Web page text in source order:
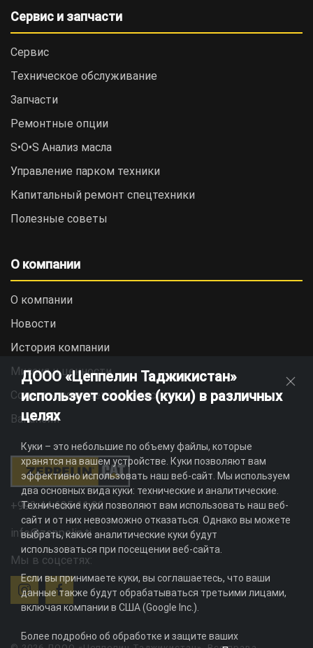
Сервис и запчасти
Сервис
Техническое обслуживание
Запчасти
Ремонтные опции
S•O•S Анализ масла
Управление парком техники
Капитальный ремонт спецтехники
Полезные советы
О компании
О компании
Новости
История компании
Миссия и ценности
Социальная ответственность
Вакансии
+992 44 625 11 22
info@zeppelin.tj
Мы в соцсетях:
ДООО «Цеппелин Таджикистан»
использует cookies (куки) в различных
целях
Куки – это небольшие по объему файлы, которые
хранятся на вашем устройстве. Куки позволяют вам
эффективно использовать наш веб-сайт. Мы используем
два основных вида куки: технические и аналитические.
Технические куки позволяют вам использовать наш веб-
сайт и от них невозможно отказаться. Однако вы можете
выбрать, какие аналитические куки будут
использоваться при посещении веб-сайта.
Если вы принимаете куки, вы соглашаетесь, что ваши
данные также будут обрабатываться третьими лицами,
включая компании в США (Google Inc.).
Более подробно об обработке и защите ваших